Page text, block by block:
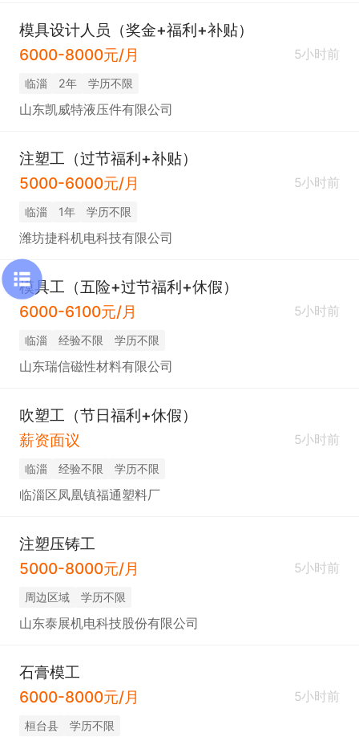
模具设计人员（奖金+福利+补贴）
6000-8000元/月
5小时前
临淄 2年 学历不限
山东凯威特液压件有限公司
注塑工（过节福利+补贴）
5000-6000元/月
5小时前
临淄 1年 学历不限
潍坊捷科机电科技有限公司
模具工（五险+过节福利+休假）
6000-6100元/月
5小时前
临淄 经验不限 学历不限
山东瑞信磁性材料有限公司
吹塑工（节日福利+休假）
薪资面议
5小时前
临淄 经验不限 学历不限
临淄区凤凰镇福通塑料厂
注塑压铸工
5000-8000元/月
5小时前
周边区域 学历不限
山东泰展机电科技股份有限公司
石膏模工
6000-8000元/月
5小时前
桓台县 学历不限